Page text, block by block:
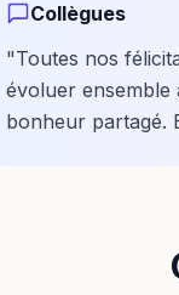
Collègues
"Toutes nos
évoluer ensemble
bonheur partagé.